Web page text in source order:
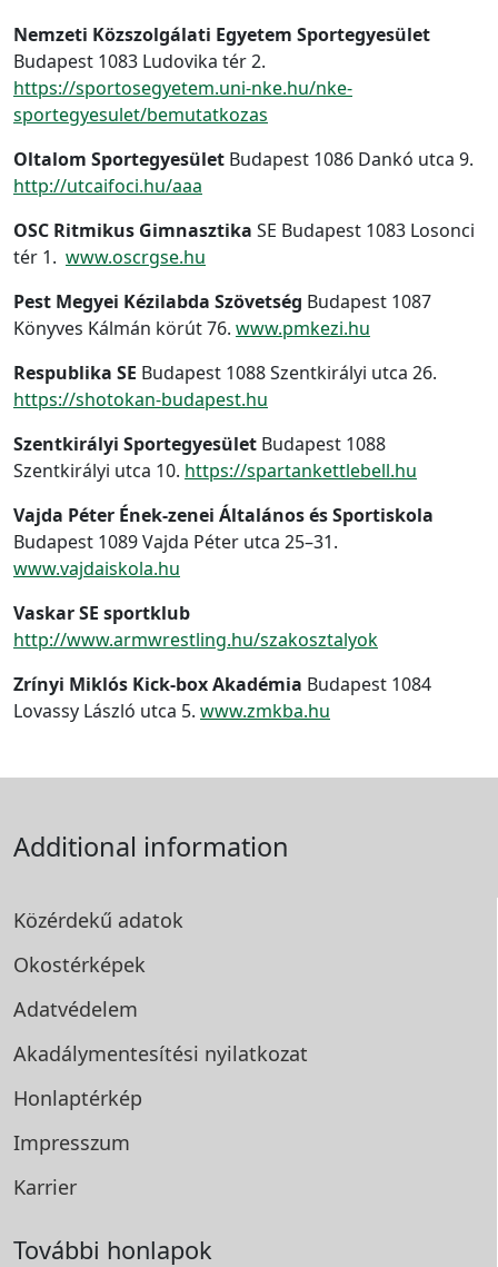
Nemzeti Közszolgálati Egyetem Sportegyesület
Budapest 1083 Ludovika tér 2.
https://sportosegyetem.uni-nke.hu/nke-
sportegyesulet/bemutatkozas
Oltalom Sportegyesület Budapest 1086 Dankó utca 9.
http://utcaifoci.hu/aaa
OSC Ritmikus Gimnasztika SE Budapest 1083 Losonci
tér 1. www.oscrgse.hu
Pest Megyei Kézilabda Szövetség Budapest 1087
Könyves Kálmán körút 76. www.pmkezi.hu
Respublika SE Budapest 1088 Szentkirályi utca 26.
https://shotokan-budapest.hu
Szentkirályi Sportegyesület Budapest 1088
Szentkirályi utca 10. https://spartankettlebell.hu
Vajda Péter Ének-zenei Általános és Sportiskola
Budapest 1089 Vajda Péter utca 25–31.
www.vajdaiskola.hu
Vaskar SE sportklub
http://www.armwrestling.hu/szakosztalyok
Zrínyi Miklós Kick-box Akadémia Budapest 1084
Lovassy László utca 5. www.zmkba.hu
Additional information
Közérdekű adatok
Okostérképek
Adatvédelem
Akadálymentesítési nyilatkozat
Honlaptérkép
Impresszum
Karrier
További honlapok